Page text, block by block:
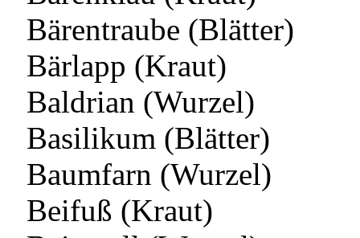
Bärentraube (Blätter)
Bärlapp (Kraut)
Baldrian (Wurzel)
Basilikum (Blätter)
Baumfarn (Wurzel)
Beifuß (Kraut)